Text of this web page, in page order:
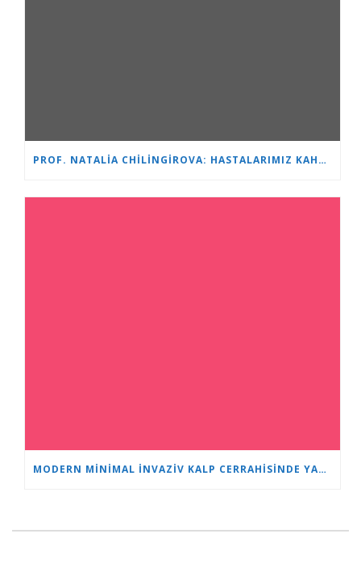
PROF. NATALIA CHILINGIROVA: HASTALARIMIZ KAHRAMAN VE BIZ ONLARA DAHA HIZLI VE DAHA KOLAY BAŞA ÇIKMALARINDA YARDIMCI OLUYORUZ
MODERN MINIMAL INVAZIV KALP CERRAHISINDE YAŞ SADECE BIR SAYIDIR